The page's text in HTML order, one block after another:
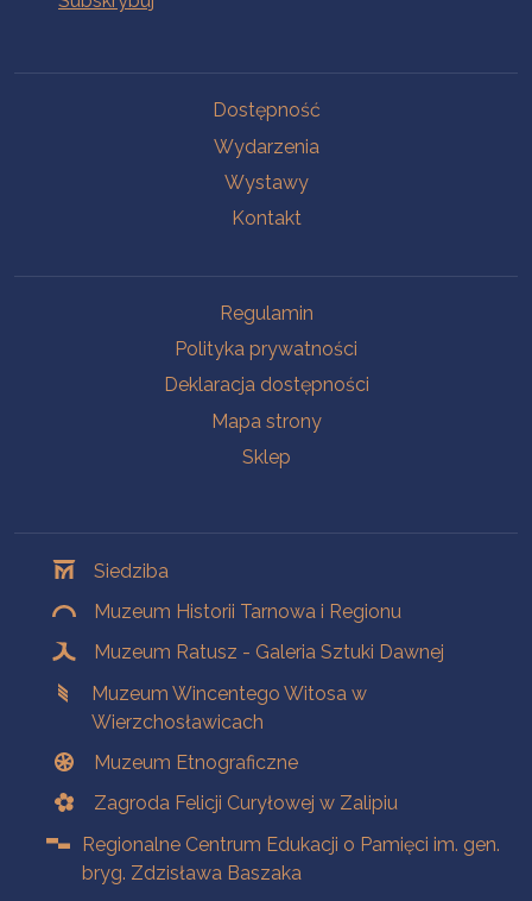
Dostępność
Wydarzenia
Wystawy
Kontakt
Regulamin
Polityka prywatności
Deklaracja dostępności
Mapa strony
Sklep
Siedziba
Muzeum Historii Tarnowa i Regionu
Muzeum Ratusz - Galeria Sztuki Dawnej
Muzeum Wincentego Witosa w
Wierzchosławicach
Muzeum Etnograficzne
Zagroda Felicji Curyłowej w Zalipiu
Regionalne Centrum Edukacji o Pamięci im. gen.
bryg. Zdzisława Baszaka